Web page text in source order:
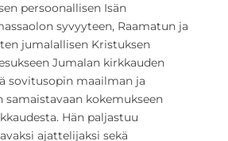
persoonallisen Isän
syvyyteen, Raamatun ja
jumalallisen Kristuksen
Jumalan kirkkauden
sovitusopin maailman ja
samaistavaan kokemukseen
Hän paljastuu
ajattelijaksi sekä